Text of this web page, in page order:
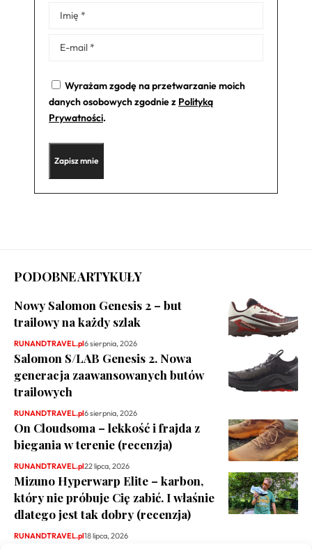
Wyrażam zgodę na przetwarzanie moich
danych osobowych zgodnie z Polityką
Prywatności.
Alternative:
PODOBNE ARTYKUŁY
Nowy Salomon Genesis 2 – but
trailowy na każdy szlak
RUNANDTRAVEL.pl6 sierpnia, 2026
Salomon S/LAB Genesis 2. Nowa
generacja zaawansowanych butów
trailowych
RUNANDTRAVEL.pl6 sierpnia, 2026
On Cloudsoma – lekkość i frajda z
biegania w terenie (recenzja)
RUNANDTRAVEL.pl22 lipca, 2026
Mizuno Hyperwarp Elite – karbon,
który nie próbuje Cię zabić. I właśnie
dlatego jest tak dobry (recenzja)
RUNANDTRAVEL.pl18 lipca, 2026